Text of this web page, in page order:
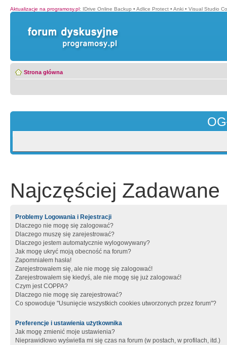
Aktualizacje na programosy.pl: IDrive Online Backup • Adlice Protect • Anki • Visual Studio
Strona główna
Najczęściej Zadawane
Problemy Logowania i Rejestracji
Dlaczego nie mogę się zalogować?
Dlaczego muszę się zarejestrować?
Dlaczego jestem automatycznie wylogowywany?
Jak mogę ukryć moją obecność na forum?
Zapomniałem hasła!
Zarejestrowałem się, ale nie mogę się zalogować!
Zarejestrowałem się kiedyś, ale nie mogę się już zalogować!
Czym jest COPPA?
Dlaczego nie mogę się zarejestrować?
Co spowoduje "Usunięcie wszystkich cookies utworzonych przez forum"?
Preferencje i ustawienia użytkownika
Jak mogę zmienić moje ustawienia?
Nieprawidłowo wyświetla mi się czas na forum (w postach, w profilach, itd.)